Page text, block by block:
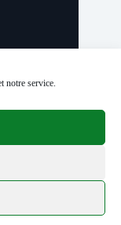
notre service.